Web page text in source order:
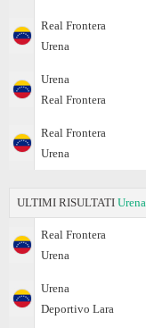
Real Frontera
Urena
Urena
Real Frontera
Real Frontera
Urena
ULTIMI RISULTATI Urena
Real Frontera
Urena
Urena
Deportivo Lara